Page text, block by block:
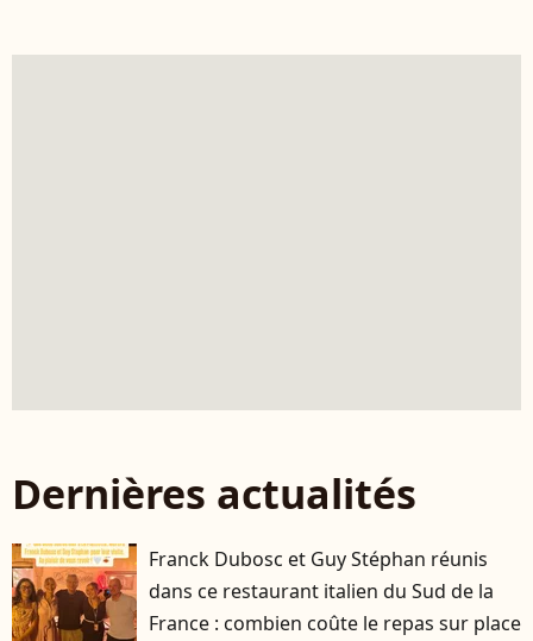
Dernières actualités
Franck Dubosc et Guy Stéphan réunis
dans ce restaurant italien du Sud de la
France : combien coûte le repas sur place